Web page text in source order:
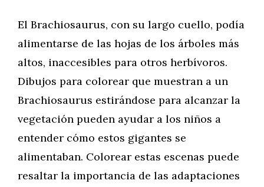
El Brachiosaurus, con su largo cuello, podía
alimentarse de las hojas de los árboles más
altos, inaccesibles para otros herbívoros.
Dibujos para colorear que muestran a un
Brachiosaurus estirándose para alcanzar la
vegetación pueden ayudar a los niños a
entender cómo estos gigantes se
alimentaban. Colorear estas escenas puede
resaltar la importancia de las adaptaciones